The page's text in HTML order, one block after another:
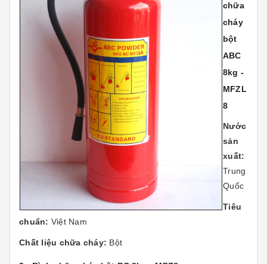
chữa
cháy
bột
ABC
8kg -
MFZL
8
Nước
sản
xuất:
Trung
Quốc
Tiêu
chuẩn: Việt Nam
Chất liệu chữa cháy: Bột